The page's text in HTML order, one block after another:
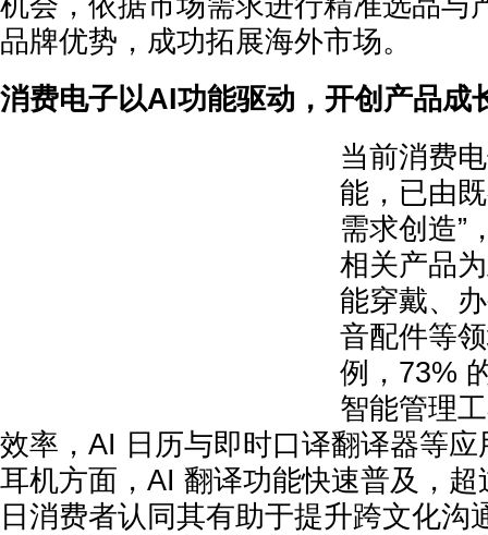
品牌优势，成功拓展海外市场。
消费电子以AI功能驱动，开创产品成
当前消费
能，已由
需求创造”
相关产品
能穿戴、
音配件等
例，73%
智能管理
效率，AI 日历与即时口译翻译器等
耳机方面，AI 翻译功能快速普及，
日消费者认同其有助于提升跨文化沟